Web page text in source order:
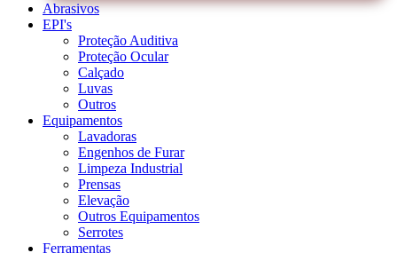
Abrasivos
EPI's
Proteção Auditiva
Proteção Ocular
Calçado
Luvas
Outros
Equipamentos
Lavadoras
Engenhos de Furar
Limpeza Industrial
Prensas
Elevação
Outros Equipamentos
Serrotes
Ferramentas